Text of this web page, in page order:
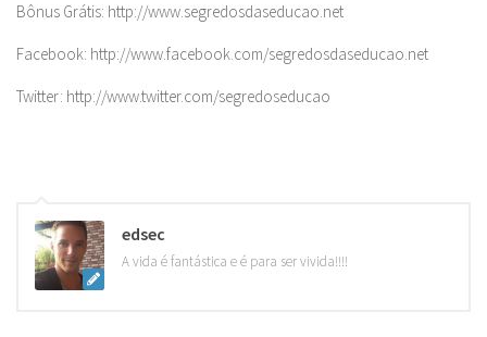
Bônus Grátis: http://www.segredosdaseducao.net
Facebook: http://www.facebook.com/segredosdaseducao.net
Twitter: http://www.twitter.com/segredoseducao
edsec
A vida é fantástica e é para ser vivida!!!!